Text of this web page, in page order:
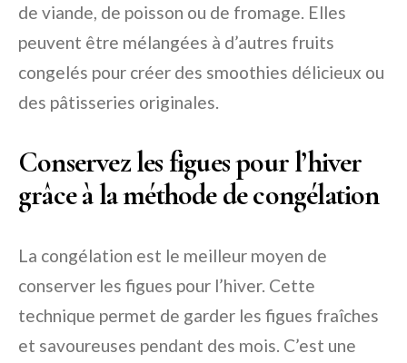
de viande, de poisson ou de fromage. Elles
peuvent être mélangées à d’autres fruits
congelés pour créer des smoothies délicieux ou
des pâtisseries originales.
Conservez les figues pour l’hiver
grâce à la méthode de congélation
La congélation est le meilleur moyen de
conserver les figues pour l’hiver. Cette
technique permet de garder les figues fraîches
et savoureuses pendant des mois. C’est une